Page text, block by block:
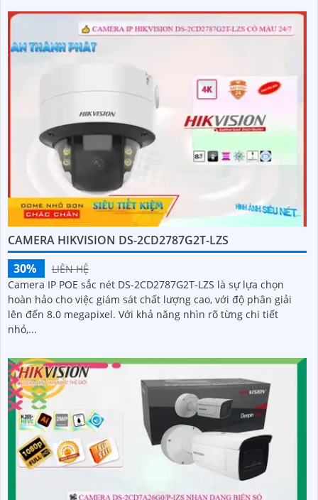
CAMERA HIKVISION DS-2CD2787G2T-LZS
30%
LIÊN HỆ
Camera IP POE sắc nét DS-2CD2787G2T-LZS là sự lựa chọn
hoàn hảo cho việc giám sát chất lượng cao, với độ phân giải
lên đến 8.0 megapixel. Với khả năng nhìn rõ từng chi tiết
nhỏ,...